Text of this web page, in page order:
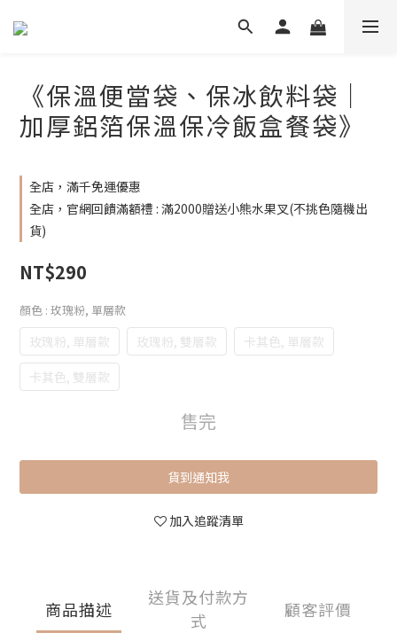
《保溫便當袋、保冰飲料袋｜
加厚鋁箔保溫保冷飯盒餐袋》
全店，滿千免運優惠
全店，官網回饋滿額禮 : 滿2000贈送小熊水果叉(不挑色隨機出
貨)
NT$290
顏色 : 玫瑰粉, 單層款
玫瑰粉, 單層款 玫瑰粉, 雙層款
卡其色, 單層款
卡其色, 雙層款
售完
貨到通知我
加入追蹤清單
商品描述
送貨及付款方
式
顧客評價